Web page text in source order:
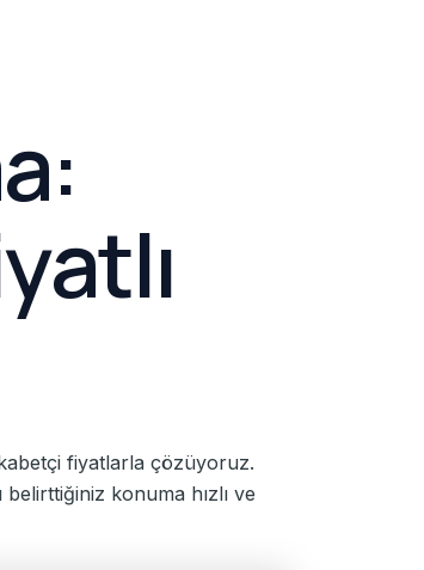
fiyatlarla çözüyoruz.
belirttiğiniz konuma hızlı ve